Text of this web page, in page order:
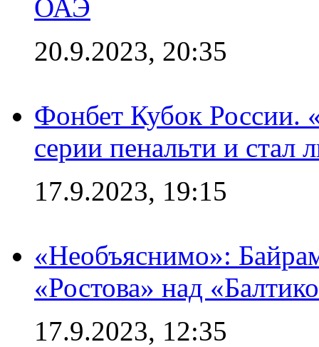
ОАЭ
20.9.2023, 20:35
Фонбет Кубок России.
серии пенальти и стал
17.9.2023, 19:15
«Необъяснимо»:
«Ростова» над
17.9.2023, 12:35